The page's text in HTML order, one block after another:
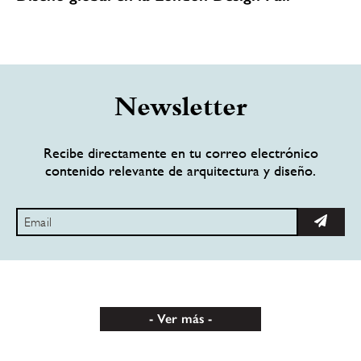
Newsletter
Recibe directamente en tu correo electrónico
contenido relevante de arquitectura y diseño.
Ver más